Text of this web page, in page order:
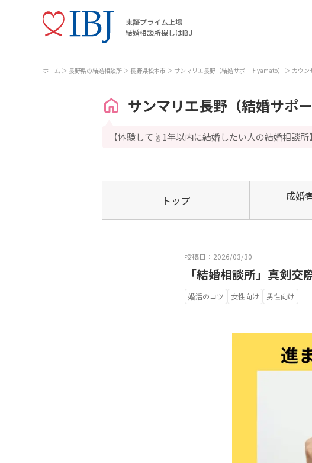
東証プライム上場
結婚相談所探しはIBJ
ホーム 長野県の結婚相談所 長野県松本市 サンマリエ長野（結婚サポートyamato） カウン
サンマリエ長野（結婚サポ
【体験して☝️1年以内に結婚したい人の結婚相談所】
トップ 成婚
投稿日：2026/03/30
「結婚相談所」真剣
婚活のコツ 女性向け 男性向け